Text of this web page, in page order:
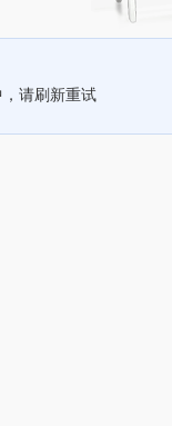
请刷新重试